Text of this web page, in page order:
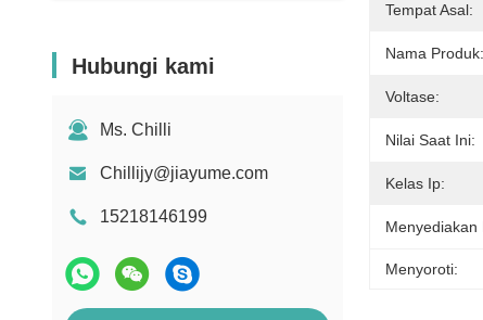
Hubungi kami
Ms. Chilli
Chillijy@jiayume.com
15218146199
Tempat Asal:
Nama Produk:
Voltase:
Nilai Saat Ini:
Kelas Ip:
Menyediakan
Menyoroti: